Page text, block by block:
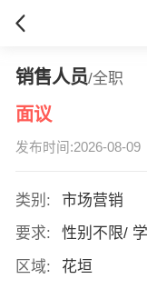
销售人员/全职
面议
发布时间:2026-08-09
类别:
市场营销
要求:
性别不限/
区域:
花垣